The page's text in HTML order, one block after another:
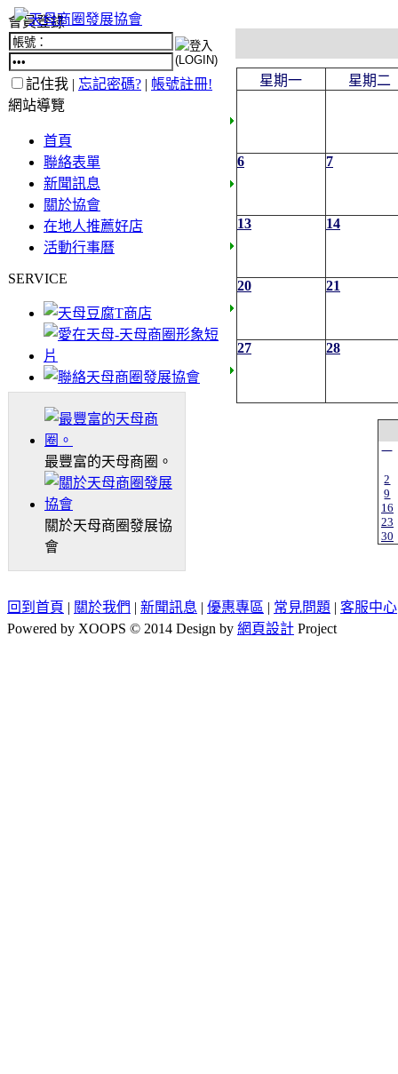
會員登錄
記住我 | 忘記密碼? | 帳號註冊!
網站導覽
首頁
聯絡表單
新聞訊息
關於協會
在地人推薦好店
活動行事曆
SERVICE
最豐富的天母商圈。
關於天母商圈發展協
會
星期一 星期二
6 7
13 14
20 21
27 28
一
2
9
16
23
30
回到首頁 | 關於我們 | 新聞訊息 | 優惠專區 | 常見問題 | 客服中心
Powered by XOOPS © 2014 Design by 網頁設計 Project